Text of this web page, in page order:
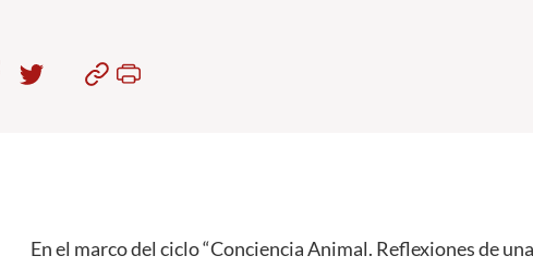
En el marco del ciclo “Conciencia Animal. Reflexiones de